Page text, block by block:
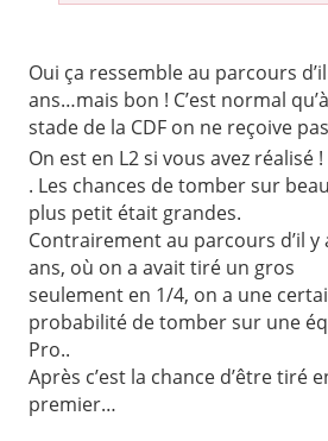
Oui ça ressemble au parcours
ans…mais bon ! C’est normal
stade de la CDF on ne reçoive
On est en L2 si vous avez réalisé !
. Les chances de tomber sur
plus petit était grandes.
Contrairement au parcours d’il y
ans, où on a avait tiré un gros
seulement en 1/4, on a une
probabilité de tomber sur une
Pro..
Après c’est la chance d’être tiré
premier…